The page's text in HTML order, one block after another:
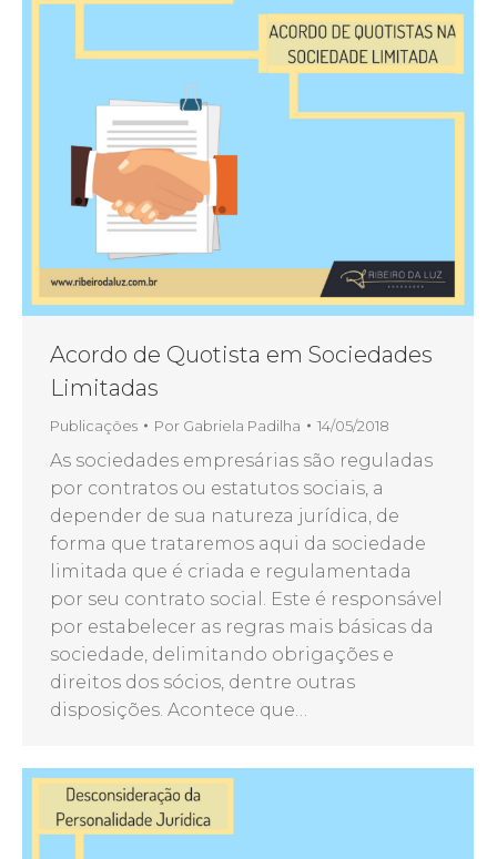
Acordo de Quotista em Sociedades
Limitadas
Publicações Por Gabriela Padilha 14/05/2018
As sociedades empresárias são reguladas
por contratos ou estatutos sociais, a
depender de sua natureza jurídica, de
forma que trataremos aqui da sociedade
limitada que é criada e regulamentada
por seu contrato social. Este é responsável
por estabelecer as regras mais básicas da
sociedade, delimitando obrigações e
direitos dos sócios, dentre outras
disposições. Acontece que…